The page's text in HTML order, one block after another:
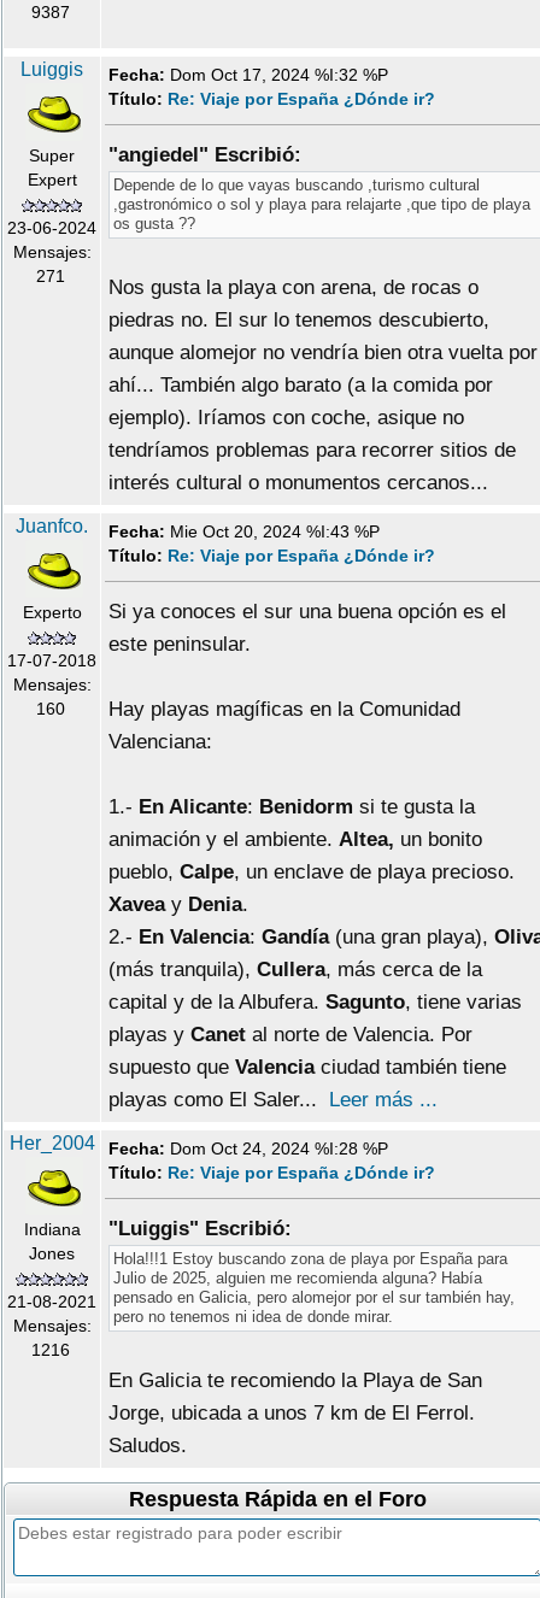
9387
Luiggis
Super
Expert
23-06-2024
Mensajes:
271
Fecha: Dom Oct 17, 2024 %I:32 %P
Título: Re: Viaje por España ¿Dónde ir?
"angiedel" Escribió:
Depende de lo que vayas buscando ,turismo cultural
,gastronómico o sol y playa para relajarte ,que tipo de playa
os gusta ??
Nos gusta la playa con arena, de rocas o
piedras no. El sur lo tenemos descubierto,
aunque alomejor no vendría bien otra vuelta por
ahí... También algo barato (a la comida por
ejemplo). Iríamos con coche, asique no
tendríamos problemas para recorrer sitios de
interés cultural o monumentos cercanos...
Juanfco.
Experto
17-07-2018
Mensajes:
160
Fecha: Mie Oct 20, 2024 %I:43 %P
Título: Re: Viaje por España ¿Dónde ir?
Si ya conoces el sur una buena opción es el
este peninsular.
Hay playas magíficas en la Comunidad
Valenciana:
1.- En Alicante: Benidorm si te gusta la
animación y el ambiente. Altea, un bonito
pueblo, Calpe, un enclave de playa precioso.
Xaveay Denia.
2.- En Valencia: Gandía(una gran playa),
(más tranquila), Cullera, más cerca de la
capital y de la Albufera. Sagunto, tiene varias
playas y Canet al norte de Valencia. Por
supuesto que Valenciaciudad también tiene
playas como El Saler... Leer más ...
Her_2004
Indiana
Jones
21-08-2021
Mensajes:
1216
Fecha: Dom Oct 24, 2024 %I:28 %P
Título: Re: Viaje por España ¿Dónde ir?
"Luiggis" Escribió:
Hola!!!1 Estoy buscando zona de playa por España para
Julio de 2025, alguien me recomienda alguna? Había
pensado en Galicia, pero alomejor por el sur también hay,
pero no tenemos ni idea de donde mirar.
En Galicia te recomiendo la Playa de San
Jorge, ubicada a unos 7 km de El Ferrol.
Saludos.
Respuesta Rápida en el Foro